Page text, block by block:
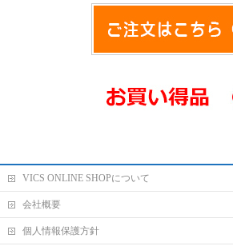
VICS ONLINE SHOPについて
会社概要
個人情報保護方針